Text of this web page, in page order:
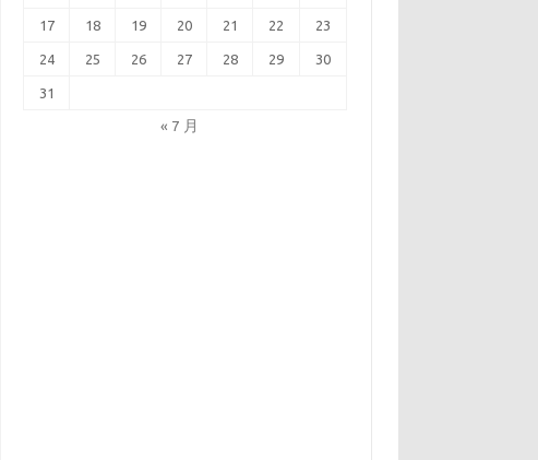
17 18 19 20 21 22 23
24 25 26 27 28 29 30
31
« 7 月